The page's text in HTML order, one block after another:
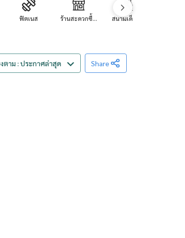
ฟิตเนส ร้านสะดวกซื้... สนามเด็กเล่น
เรียงตาม : ประกาศล่าสุด Share